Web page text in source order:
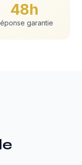
48h
garantie